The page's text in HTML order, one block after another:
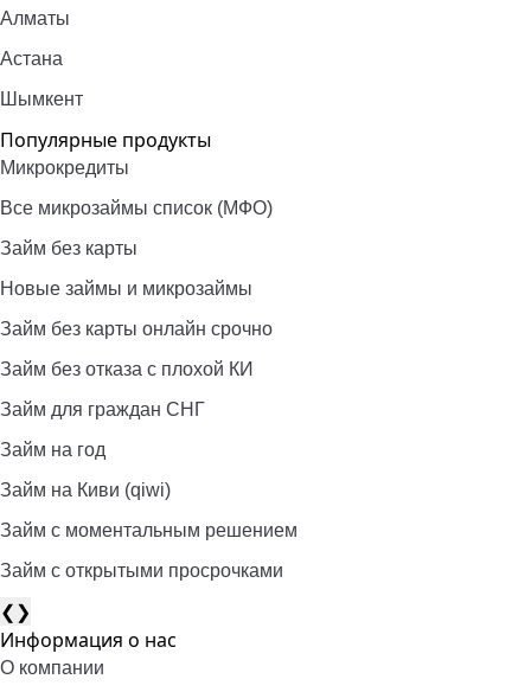
Алматы
Астана
Шымкент
Популярные продукты
Микрокредиты
Все микрозаймы список (МФО)
Займ без карты
Новые займы и микрозаймы
Займ без карты онлайн срочно
Займ без отказа с плохой КИ
Займ для граждан СНГ
Займ на год
Займ на Киви (qiwi)
Займ c моментальным решением
Займ с открытыми просрочками
❮❯
Информация о нас
О компании